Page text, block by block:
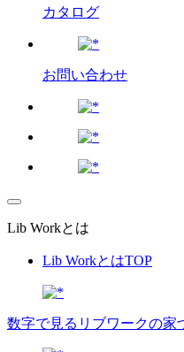
カタログ
お問い合わせ
Lib Workとは
Lib WorkとはTOP
数字で⾒るリブワークの家